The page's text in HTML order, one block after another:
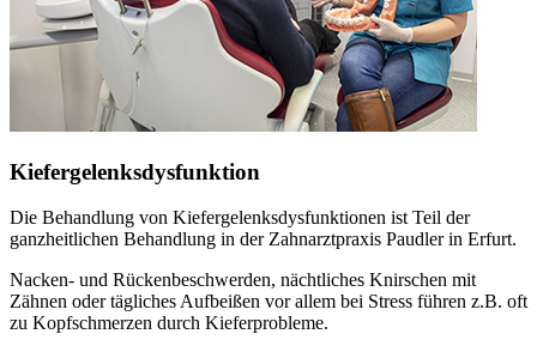
Kiefergelenksdysfunktion
Die Behandlung von Kiefergelenksdysfunktionen ist Teil der
ganzheitlichen Behandlung in der Zahnarztpraxis Paudler in Erfurt.
Nacken- und Rückenbeschwerden, nächtliches Knirschen mit
Zähnen oder tägliches Aufbeißen vor allem bei Stress führen z.B. oft
zu Kopfschmerzen durch Kieferprobleme.